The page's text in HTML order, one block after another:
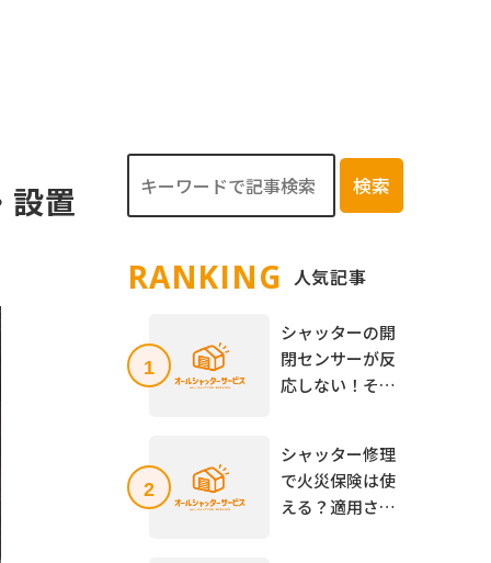
設置 検索
RANKING ⼈気記事
1
シャッターの開
閉センサーが反
応しない！その
る点検方法も解
説
2
シャッター修理
で火災保険は使
える？適用され